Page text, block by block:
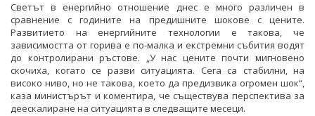
Светът в енергийно отношение днес е много различен в
сравнение с годините на предишните шокове с цените.
Развитието на енергийните технологии е такова, че
зависимостта от горива е по-малка и екстремни събития водят
до контролирани ръстове. „У нас цените почти мигновено
скочиха, когато се разви ситуацията. Сега са стабилни, на
високо ниво, но не такова, което да предизвика огромен шок“,
каза министърът и коментира, че съществува перспектива за
деескалиране на ситуацията в следващите месеци.